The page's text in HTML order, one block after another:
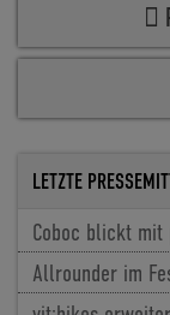
LETZTE
Coboc blickt mit
Allrounder im